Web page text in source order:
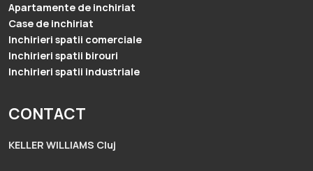
Apartamente de inchiriat
Case de inchiriat
Inchirieri spatii comerciale
Inchirieri spatii birouri
Inchirieri spatii industriale
CONTACT
KELLER WILLIAMS Cluj